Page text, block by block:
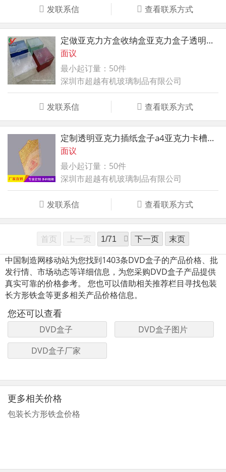
发联系信 查看联系方式
定做亚克力方盒收纳盒亚克力盒子透明展示盒亚克力天地盖盒
面议
最小起订量：50件
深圳市超越有机玻璃制品有限公司
发联系信 查看联系方式
定制透明亚克力插纸盒子a4亚克力卡槽盒子双层a3插卡插盒插槽挂盒
面议
最小起订量：50件
深圳市超越有机玻璃制品有限公司
发联系信 查看联系方式
首页 上一页 下一页
末页
中国制造网移动站为您找到1403条DVD盒子的产品价格、批
发行情、市场动态等详细信息，为您采购DVD盒子产品提供
真实可靠的价格参考。 您也可以借助相关推荐栏目寻找包装
长方形铁盒等更多相关产品价格信息。
您还可以查看
DVD盒子
DVD盒子图片
DVD盒子厂家
更多相关价格
包装长方形铁盒价格